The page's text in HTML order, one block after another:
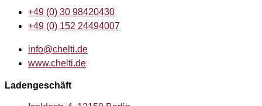
+49 (0) 30 98420430
+49 (0) 152 24494007
info@chelti.de
www.chelti.de
Ladengeschäft